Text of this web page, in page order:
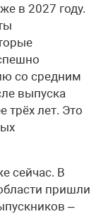
в 2027 году.
со средним
выпуска
трёх лет. Это
сейчас. В
пришли
–